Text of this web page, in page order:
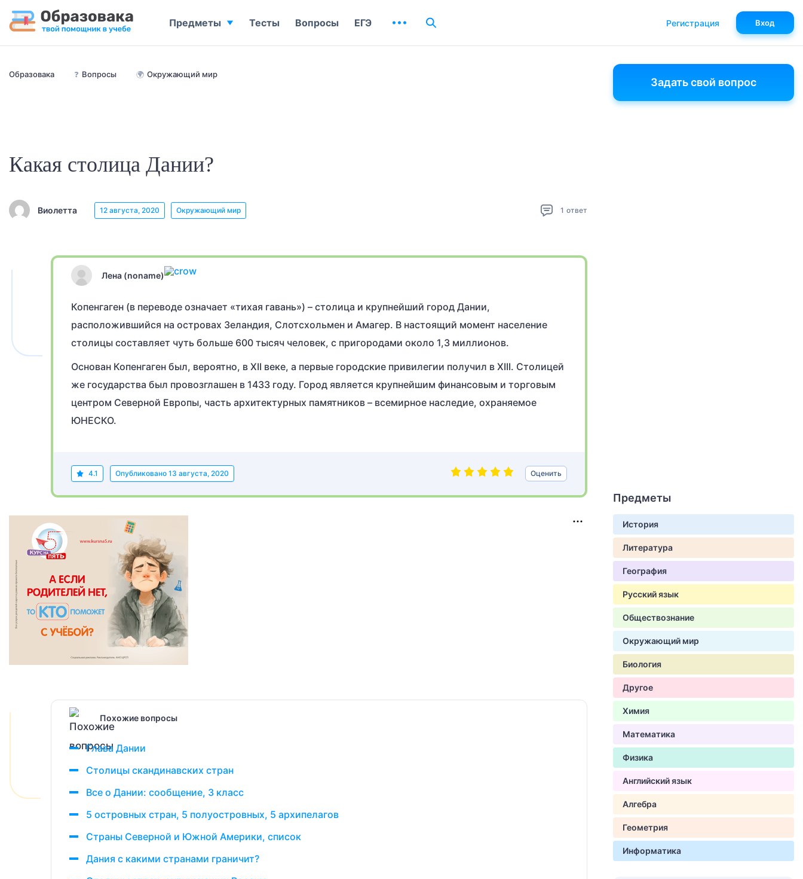
Образовака ❓ Вопросы 🌍 Окружающий мир
Какая столица Дании?
Виолетта 12 августа, 2020 Окружающий мир 1 ответ
Лена (noname)
Копенгаген (в переводе означает «тихая гавань») – столица и крупнейший город Дании,
расположившийся на островах Зеландия, Слотсхольмен и Амагер. В настоящий момент население
столицы составляет чуть больше 600 тысяч человек, с пригородами около 1,3 миллионов.
Основан Копенгаген был, вероятно, в XII веке, а первые городские привилегии получил в XIII. Столицей
же государства был провозглашен в 1433 году. Город является крупнейшим финансовым и торговым
центром Северной Европы, часть архитектурных памятников – всемирное наследие, охраняемое
ЮНЕСКО.
4.1 Опубликовано 13 августа, 2020 Оценить
Похожие вопросы
Глава Дании
Столицы скандинавских стран
Все о Дании: сообщение, 3 класс
5 островных стран, 5 полуостровных, 5 архипелагов
Страны Северной и Южной Америки, список
Дания с какими странами граничит?
Задать свой вопрос
Предметы
История
Литература
География
Русский язык
Обществознание
Окружающий мир
Биология
Другое
Химия
Математика
Физика
Английский язык
Алгебра
Геометрия
Информатика
Предметы Тесты Вопросы ЕГЭ Регистрация Вход